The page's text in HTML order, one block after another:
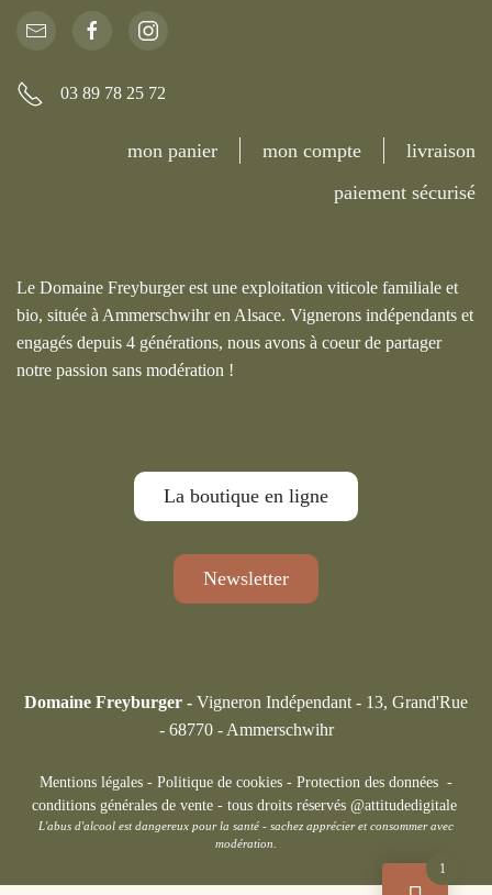
03 89 78 25 72
mon panier mon compte
livraison
paiement sécurisé
Le Domaine Freyburger est une exploitation viticole familiale et
bio, située à Ammerschwihr en Alsace. Vignerons indépendants et
engagés depuis 4 générations, nous avons à coeur de partager
notre passion sans modération !
La boutique en ligne
Newsletter
Domaine Freyburger - Vigneron Indépendant - 13, Grand'Rue
- 68770 - Ammerschwihr
Mentions légales - Politique de cookies - Protection des données -
conditions générales de vente- tous droits réservés @attitudedigitale
L'abus d'alcool est dangereux pour la santé - sachez apprécier et consommer avec
modération.
1